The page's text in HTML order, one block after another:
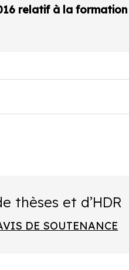
relatif à la
thèses et d’HDR
DE SOUTENANCE